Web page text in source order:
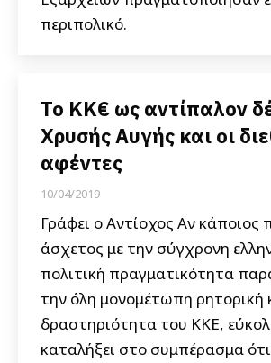
περιπολικό.
Το ΚΚ€ ως αντίπαλον
Χρυσής Αυγής και οι
αφέντες
10/04/2019
Γράφει ο Αντίοχος Αν κάποιος
άσχετος με την σύγχρονη
πολιτική πραγματικότητα
την όλη μονομέτωπη ρητορική
δραστηριότητα του ΚΚΕ,
καταλήξει στο συμπέρασμα